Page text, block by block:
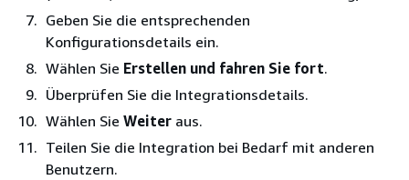
Geben Sie die entsprechenden
Konfigurationsdetails ein.
Wählen Sie Erstellen und fahren Sie fort.
Überprüfen Sie die Integrationsdetails.
Wählen Sie Weiter aus.
Teilen Sie die Integration bei Bedarf mit anderen
Benutzern.